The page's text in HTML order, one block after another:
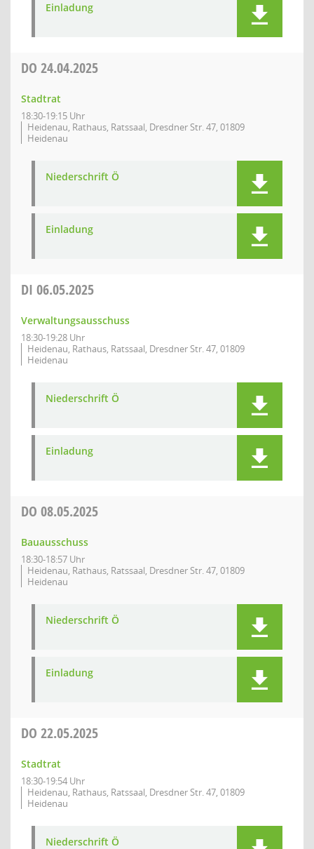
Einladung
DO 24.04.2025
Stadtrat
18:30-19:15 Uhr
Heidenau, Rathaus, Ratssaal, Dresdner Str. 47, 01809
Heidenau
Niederschrift Ö
Einladung
DI 06.05.2025
Verwaltungsausschuss
18:30-19:28 Uhr
Heidenau, Rathaus, Ratssaal, Dresdner Str. 47, 01809
Heidenau
Niederschrift Ö
Einladung
DO 08.05.2025
Bauausschuss
18:30-18:57 Uhr
Heidenau, Rathaus, Ratssaal, Dresdner Str. 47, 01809
Heidenau
Niederschrift Ö
Einladung
DO 22.05.2025
Stadtrat
18:30-19:54 Uhr
Heidenau, Rathaus, Ratssaal, Dresdner Str. 47, 01809
Heidenau
Niederschrift Ö